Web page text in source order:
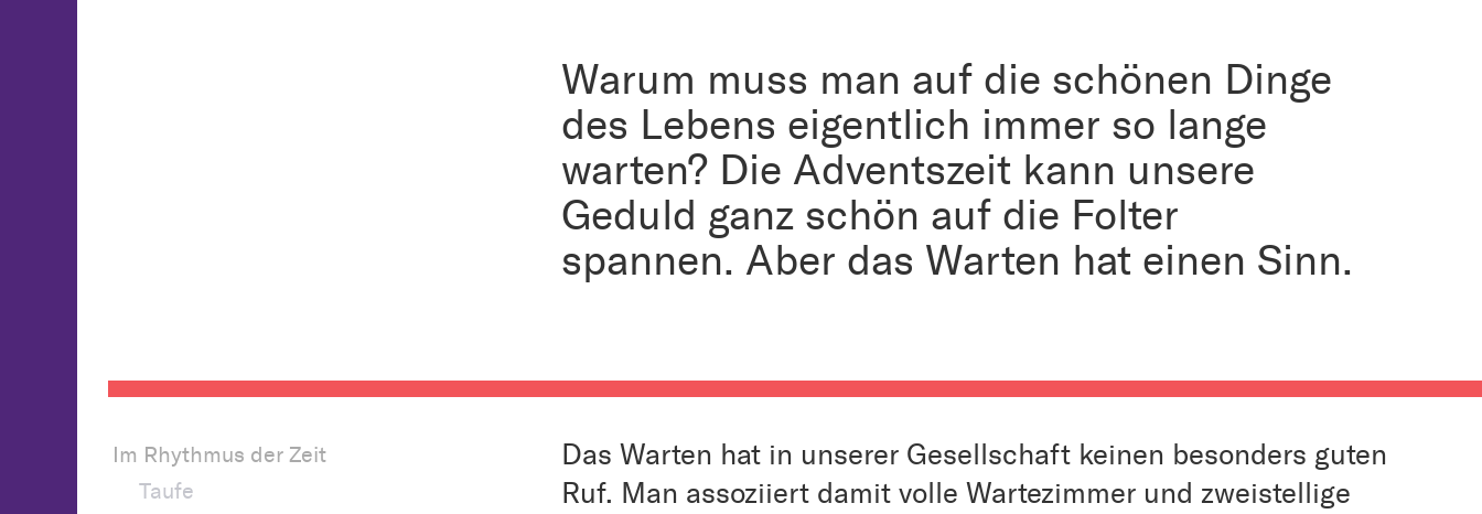
Warum muss man auf die schönen Dinge
des Lebens eigentlich immer so lange
warten? Die Adventszeit kann unsere
Geduld ganz schön auf die Folter
spannen. Aber das Warten hat einen Sinn.
Im Rhythmus der Zeit
Taufe
Das Warten hat in unserer Gesellschaft keinen besonders guten
Ruf. Man assoziiert damit volle Wartezimmer und zweistellige